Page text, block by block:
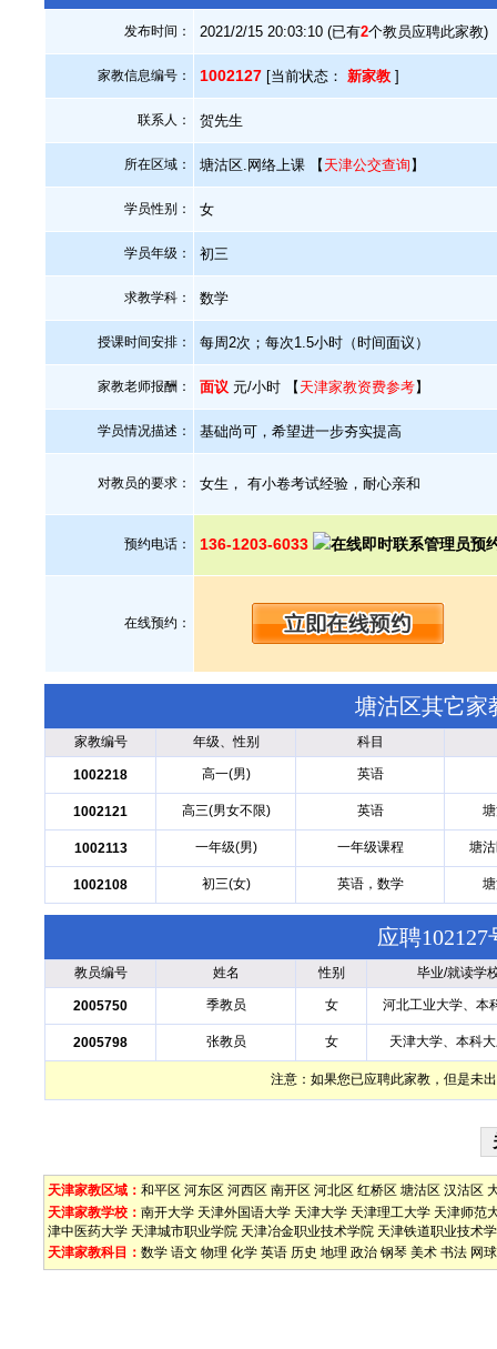
发布时间： 2021/2/15 20:03:10 (已有2个教员应聘此家教)
家教信息编号： 1002127 [当前状态： 新家教 ]
联系人： 贺先生
所在区域： 塘沽区.网络上课 【 天津公交查询 】
学员性别： 女
学员年级： 初三
求教学科： 数学
授课时间安排： 每周2次；每次1.5小时（时间面议）
家教老师报酬： 面议 元/小时 【 天津家教资费参考】
学员情况描述： 基础尚可，希望进一步夯实提高
对教员的要求： 女生， 有小卷考试经验，耐心亲和
预约电话： 136-1203-6033
在线预约：
塘沽区其它家
家教编号 年级、性别 科目
1002218 高一(男) 英语
1002121 高三(男女不限) 英语
1002113 一年级(男) 一年级课程 塘
1002108 初三(女) 英语，数学
应聘
教员编号 姓名 性别 毕业/就读学
2005750 季教员 女 河北工业大学、本
2005798 张教员 女 天津大学、本科
注意：如果您已应聘此家教，但是未
天津家教区域： 和平区 河东区 河西区 南开区 河北区 红桥区 塘沽区 汉沽区
天津家教学校： 南开大学 天津外国语大学 天津大学 天津理工大学 天津师范
津中医药大学 天津城市职业学院 天津冶金职业技术学院 天津铁道职业技术
天津家教科目： 数学 语文 物理 化学 英语 历史 地理 政治 钢琴 美术 书法 网球